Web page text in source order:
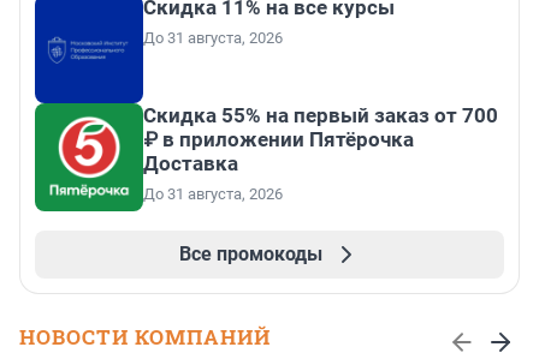
Скидка 11% на все курсы
До 31 августа, 2026
Скидка 55% на первый заказ от 700
₽ в приложении Пятёрочка
Доставка
До 31 августа, 2026
Все промокоды
НОВОСТИ КОМПАНИЙ